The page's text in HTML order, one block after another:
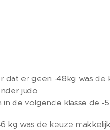
dat er geen -48kg was de
judo
de volgende klasse de -
kg was de keuze